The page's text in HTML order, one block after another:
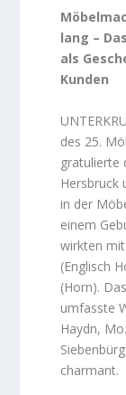
lang –
als
Kunden
des 25.
gratulierte
Hersbruck
in der
einem
wirkten
(Englisch
(Horn).
umfasste
Haydn,
charmant.